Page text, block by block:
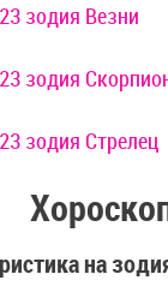
зодия Везни
зодия
зодия Стрелец
на